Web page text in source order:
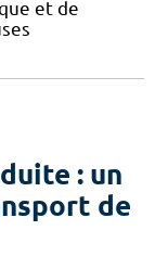
et de
: un
de